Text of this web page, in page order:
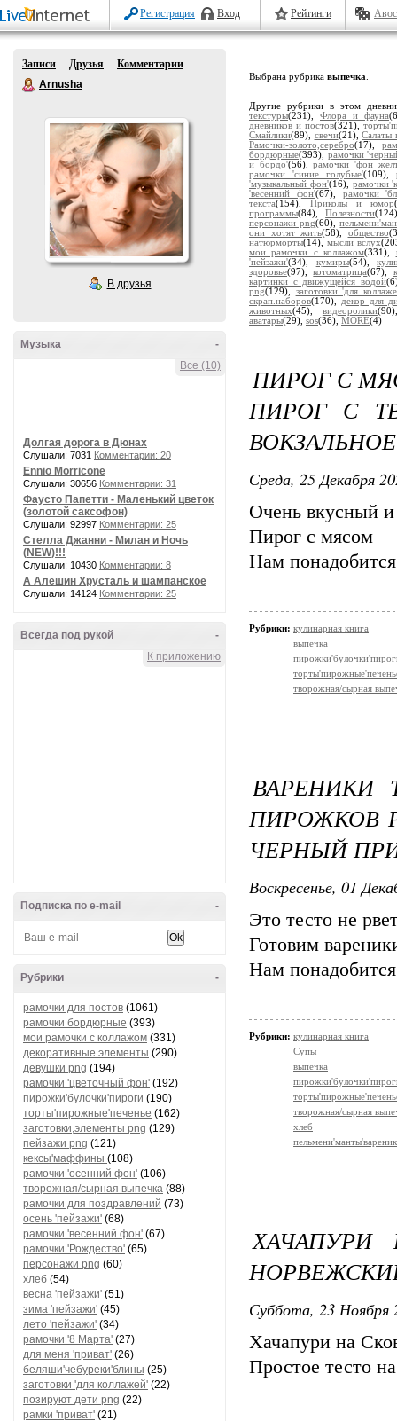
Регистрация Вход Рейтинги
Записи Друзья
Комментарии
Arnusha
В друзья
-
Музыка
Все (10)
Долгая дорога в Дюнах
Слушали: 7031 Комментарии: 20
Ennio Morricone
Слушали: 30656 Комментарии: 31
Фаусто Папетти - Маленький цветок
(золотой саксофон)
Слушали: 92997 Комментарии: 25
Стелла Джанни - Милан и Ночь
(NEW)!!!
Слушали: 10430 Комментарии: 8
А Алёшин Хрусталь и шампанское
Слушали: 14124 Комментарии: 25
-
Всегда под рукой
К приложению
-
Подписка по e-mail
-
Рубрики
рамочки для постов (1061)
рамочки бордюрные (393)
мои рамочки с коллажом (331)
декоративные элементы (290)
девушки png (194)
рамочки 'цветочный фон' (192)
пирожки'булочки'пироги (190)
торты'пирожные'печенье (162)
заготовки,элементы png (129)
пейзажи png (121)
кексы'маффины (108)
рамочки 'осенний фон' (106)
творожная/сырная выпечка (88)
рамочки для поздравлений (73)
осень 'пейзажи' (68)
рамочки 'весенний фон' (67)
рамочки 'Рождество' (65)
персонажи png (60)
хлеб (54)
весна 'пейзажи' (51)
зима 'пейзажи' (45)
лето 'пейзажи' (34)
рамочки '8 Марта' (27)
для меня 'приват' (26)
беляши'чебуреки'блины (25)
заготовки 'для коллажей' (22)
позируют дети png (22)
рамки 'приват' (21)
Выбрана рубрика выпечка
Другие рубрики в этом
текстуры(231), Флора и фауна
дневников и постов(321),
Смайлики(89), свечи(21),Салаты
Рамочки-золото,серебро(17),
бордюрные(393), рамочки
и бордо'(56),рамочки 'фон
рамочки 'синие голубые'(109),
'музыкальный фон'(16), рамочки
'весенний фон'(67), рамочки
текста(154), Приколы и юмор
программы(84),Полезности
персонажи png(60),
они хотят жить(58), общество
натюрморты(14),мысли вслух
мои рамочки с коллажом(331),
'пейзажи'(34), кумиры(54),
здоровье(97),котоматрица(67),
картинки с движущейся водой
png(129), заготовки 'для
скрап.наборов(170), декор для
животных(45), видеоролики
аватары(29), sos(36), MORE(4)
ПИРОГ С
ПИРОГ С
Среда, 25 Декабря
Очень вкусный
Пирог с мясом
Нам
Рубрики: кулинарная книга
выпечка
творожная/сырная
ВАРЕНИКИ
ПИРОЖКОВ
ЧЕРНЫЙ
Воскресенье, 01
Это тесто не
Готовим
Нам
Рубрики: кулинарная книга
Супы
выпечка
творожная/сырная
хлеб
Суббота, 23 Ноября
Хачапури на
Простое тесто